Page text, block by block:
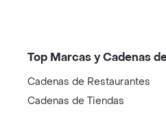
Top Marcas y Cadenas
Cadenas de Restaurantes
Cadenas de Tiendas